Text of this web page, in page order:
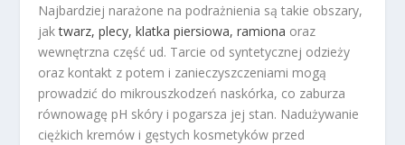
Najbardziej narażone na podrażnienia są takie obszary,
jaktwarz, plecy, klatka piersiowa, ramiona oraz
wewnętrzna część ud. Tarcie od syntetycznej odzieży
oraz kontakt z potem i zanieczyszczeniami mogą
prowadzić do mikrouszkodzeń naskórka, co zaburza
równowagę pH skóry i pogarsza jej stan. Nadużywanie
ciężkich kremów i gęstych kosmetyków przed